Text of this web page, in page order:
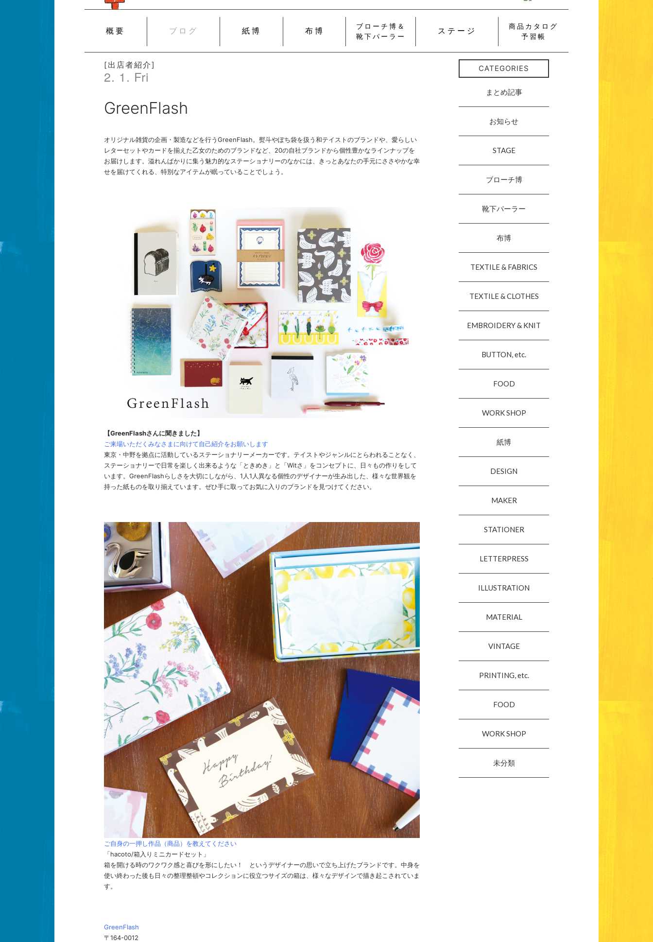
CONTENT
概要 ブログ 紙博 布博
ブローチ博＆
靴下パーラー
ステージ
商品カタログ
予習帳
[出店者紹介]
2. 1. Fri
GreenFlash
オリジナル雑貨の企画・製造などを行うGreenFlash。熨斗やぽち袋を扱う和テイストのブランドや、愛らしい
レターセットやカードを揃えた乙女のためのブランドなど、20の自社ブランドから個性豊かなラインナップを
お届けします。溢れんばかりに集う魅力的なステーショナリーのなかには、きっとあなたの手元にささやかな幸
せを届けてくれる、特別なアイテムが眠っていることでしょう。
【GreenFlashさんに聞きました】
ご来場いただくみなさまに向けて自己紹介をお願いします
東京・中野を拠点に活動しているステーショナリーメーカーです。テイストやジャンルにとらわれることなく、
ステーショナリーで日常を楽しく出来るような「ときめき」と「Witさ」をコンセプトに、日々もの作りをして
います。GreenFlashらしさを大切にしながら、1人1人異なる個性のデザイナーが生み出した、様々な世界観を
持った紙ものを取り揃えています。ぜひ手に取ってお気に入りのブランドを見つけてください。
ご自身の一押し作品（商品）を教えてください
「hacoto/箱入りミニカードセット」
箱を開ける時のワクワク感と喜びを形にしたい！ というデザイナーの思いで立ち上げたブランドです。中身を
使い終わった後も日々の整理整頓やコレクションに役立つサイズの箱は、様々なデザインで描き起こされていま
す。
GreenFlash
〒164-0012
CATEGORIES
まとめ記事
お知らせ
STAGE
ブローチ博
靴下パーラー
布博
TEXTILE & FABRICS
TEXTILE & CLOTHES
EMBROIDERY & KNIT
BUTTON, etc.
FOOD
WORK SHOP
紙博
DESIGN
MAKER
STATIONER
LETTERPRESS
ILLUSTRATION
MATERIAL
VINTAGE
PRINTING, etc.
FOOD
WORK SHOP
未分類